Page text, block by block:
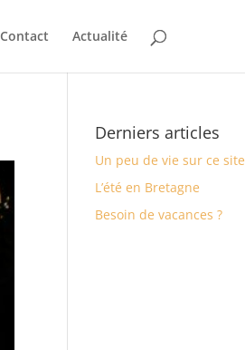
Contact Actualité
Derniers articles
Un peu de vie sur ce site
L’été en Bretagne
Besoin de vacances ?